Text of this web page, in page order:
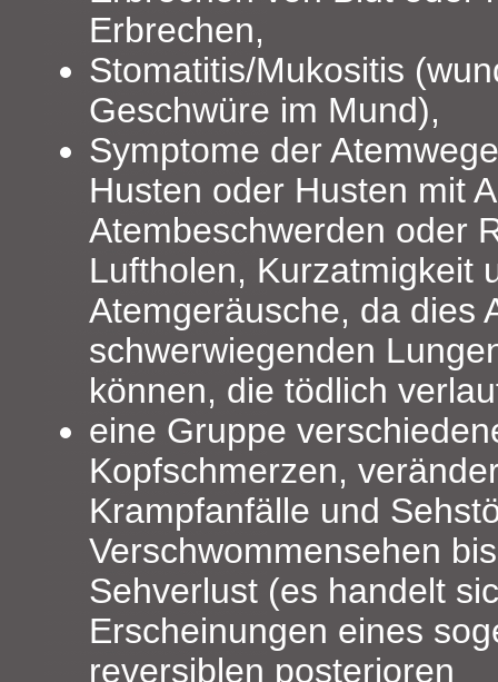
Erbrechen,
Stomatitis/Mukositis
Geschwüre im Mund),
Symptome der
Husten oder Husten mit
Atembeschwerden oder
Luftholen, Kurzatmigkeit
Atemgeräusche, da dies
schwerwiegenden
können, die tödlich
eine Gruppe
Kopfschmerzen,
Krampfanfälle und
Verschwommensehen
Sehverlust (es handelt
Erscheinungen eines
reversiblen posterioren